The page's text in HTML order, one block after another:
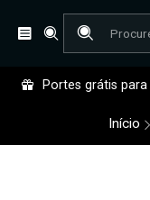
Portes grátis
Início